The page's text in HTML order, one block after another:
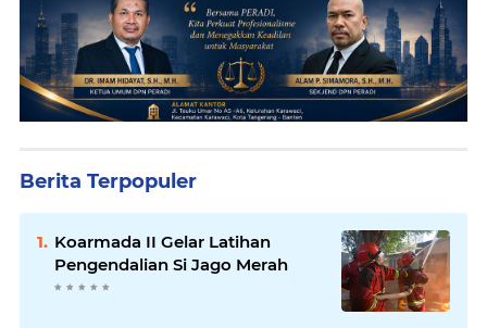
Berita Terpopuler
Koarmada II Gelar Latihan
Pengendalian Si Jago Merah